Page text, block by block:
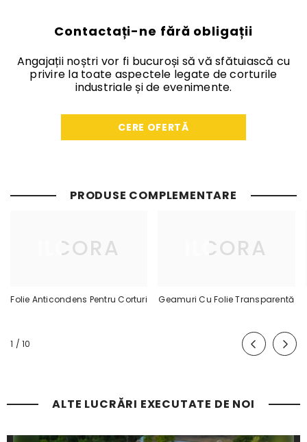
Contactați-ne fără obligații
Angajații noștri vor fi bucuroși să vă sfătuiască cu
privire la toate aspectele legate de corturile
industriale și de evenimente.
CERE OFERTĂ
PRODUSE COMPLEMENTARE
ILCORA
Folie Anticondens Pentru Corturi
ILCORA
Geamuri Cu Folie Transparentă
1 / De
10
ALTE LUCRĂRI EXECUTATE DE NOI